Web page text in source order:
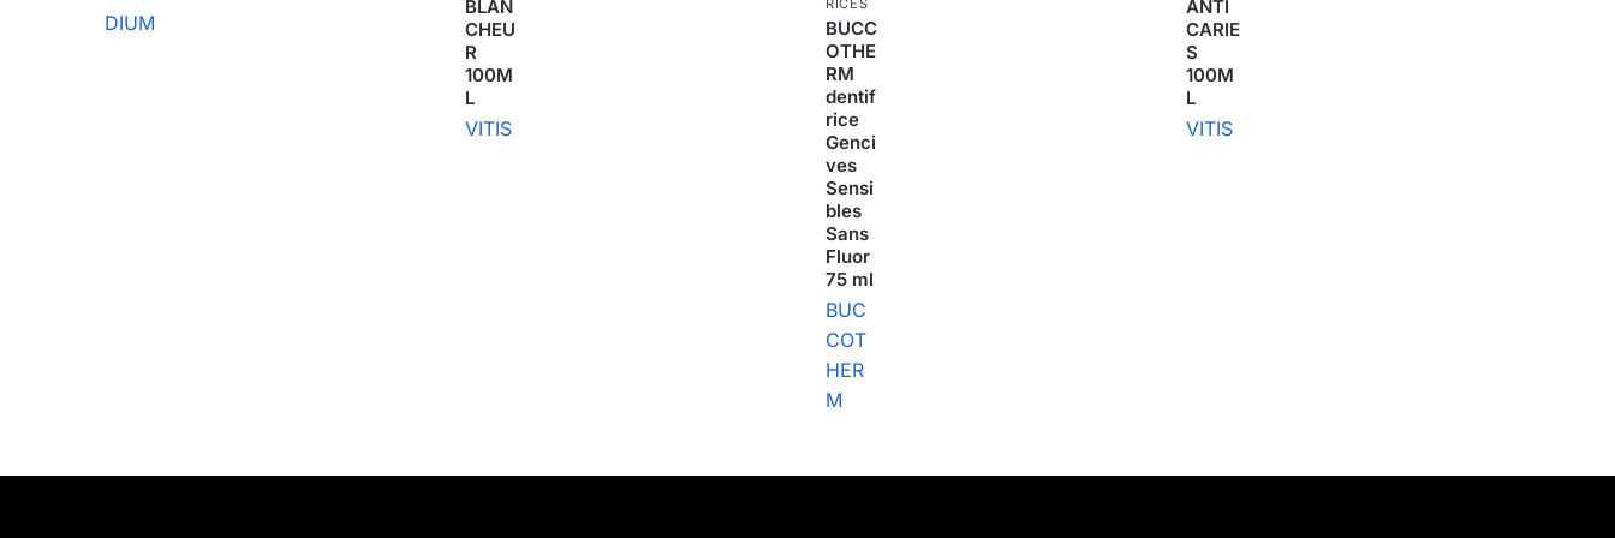
DIUM
BLAN
CHEU
R
100M
L
VITIS
BUCC
OTHE
RM
dentif
rice
Genci
ves
Sensi
bles
Sans
Fluor
75 ml
BUC
COT
HER
M
ANTI
CARIE
S
100M
L
VITIS